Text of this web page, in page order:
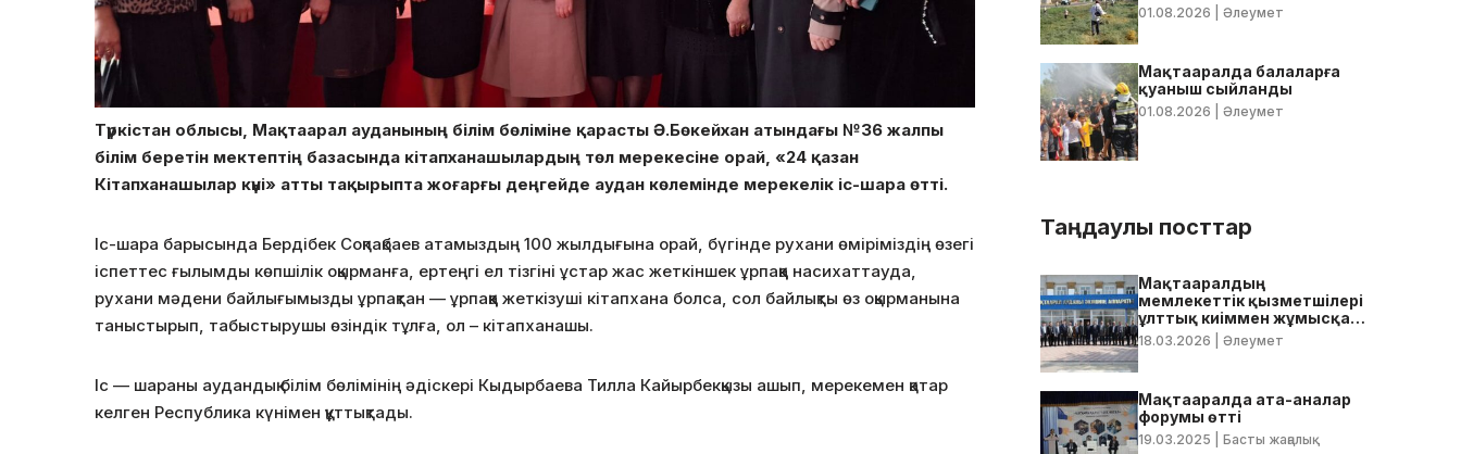
Түркістан облысы, Мақтаарал ауданының білім бөліміне қарасты Ә.Бөкейхан атындағы №36 жалпы
білім беретін мектептің базасында кітапханашылардың төл мерекесіне орай, «24 қазан
Кітапханашылар күні» атты тақырыпта жоғарғы деңгейде аудан көлемінде мерекелік іс-шара өтті.
Іс-шара барысында Бердібек Соқпақбаев атамыздың 100 жылдығына орай, бүгінде рухани өміріміздің өзегі
іспеттес ғылымды көпшілік оқырманға, ертеңгі ел тізгіні ұстар жас жеткіншек ұрпаққа насихаттауда,
рухани мәдени байлығымызды ұрпақтан — ұрпаққа жеткізуші кітапхана болса, сол байлықты өз оқырманына
таныстырып, табыстырушы өзіндік тұлға, ол – кітапханашы.
Іс — шараны аудандық білім бөлімінің әдіскері Кыдырбаева Тилла Кайырбекқызы ашып, мерекемен қатар
келген Республика күнімен құттықтады.
01.08.2026 | Әлеумет
Мақтааралда балаларға
қуаныш сыйланды
01.08.2026 | Әлеумет
Таңдаулы посттар
Мақтааралдың
мемлекеттік қызметшілері
ұлттық киіммен жұмысқа
келді
18.03.2026 | Әлеумет
Мақтааралда ата-аналар
форумы өтті
19.03.2025 | Басты жаңалық